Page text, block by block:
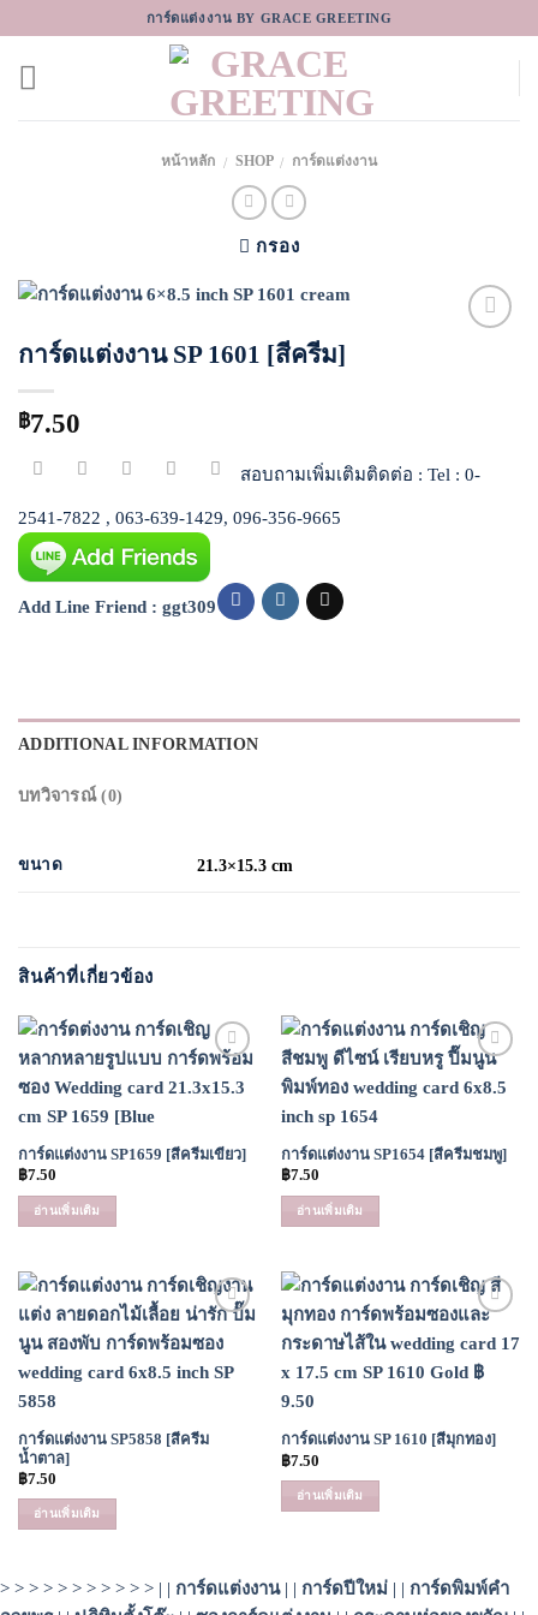
to
content
การ์ดแต่งงาน BY GRACE GREETING
หน้าหลัก / SHOP / การ์ดแต่งงาน
กรอง
การ์ดแต่งงาน SP 1601 [สีครีม]
฿7.50
สอบถามเพิ่มเติมติดต่อ : Tel : 0-
2541-7822 , 063-639-1429, 096-356-9665
Add Line Friend : ggt309
ADDITIONAL INFORMATION
บทวิจารณ์ (0)
ขนาด 21.3×15.3 cm
สินค้าที่เกี่ยวข้อง
Wishlist
การ์ดแต่งงาน SP1659 [สีครีมเขียว]
฿7.50
อ่านเพิ่มเติม
Add to
Wishlist
การ์ดแต่งงาน SP1654 [สีครีมชมพู]
฿7.50
อ่านเพิ่มเติม
Wishlist
การ์ดแต่งงาน SP5858 [สีครีม
น้ำตาล]
฿7.50
อ่านเพิ่มเติม
Wishlist
การ์ดแต่งงาน SP 1610 [สีมุกทอง]
฿7.50
อ่านเพิ่มเติม
> > > > > > > > > > > | | การ์ดแต่งงาน| | การ์ดปีใหม่ | | การ์ดพิมพ์คำ